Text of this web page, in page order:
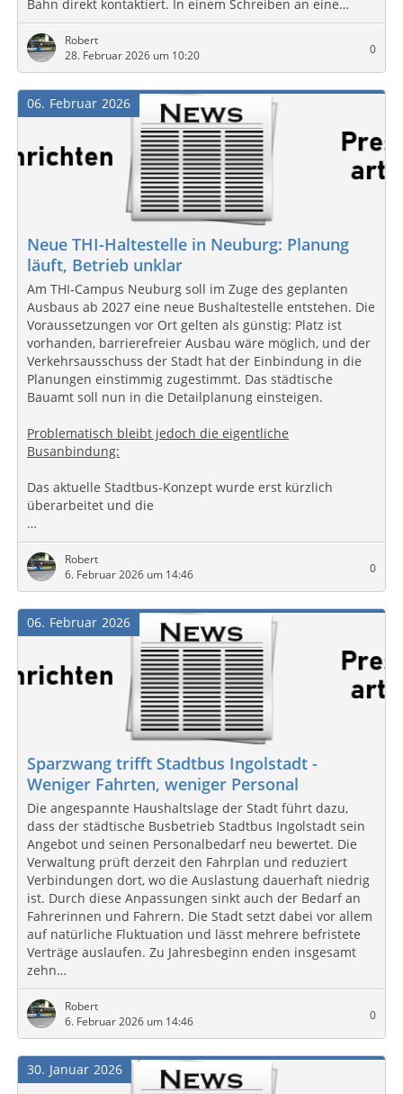
Bahn direkt kontaktiert. In einem Schreiben an eine…
Robert
28. Februar 2026 um 10:20
0
Februar
06 2026
Neue THI-Haltestelle in Neuburg: Planung
läuft, Betrieb unklar
Am THI‑Campus Neuburg soll im Zuge des geplanten
Ausbaus ab 2027 eine neue Bushaltestelle entstehen. Die
Voraussetzungen vor Ort gelten als günstig: Platz ist
vorhanden, barrierefreier Ausbau wäre möglich, und der
Verkehrsausschuss der Stadt hat der Einbindung in die
Planungen einstimmig zugestimmt. Das städtische
Bauamt soll nun in die Detailplanung einsteigen.
Problematisch bleibt jedoch die eigentliche
Busanbindung:
Das aktuelle Stadtbus-Konzept wurde erst kürzlich
überarbeitet und die
…
Robert
6. Februar 2026 um 14:46
0
Februar
06 2026
Sparzwang trifft Stadtbus Ingolstadt -
Weniger Fahrten, weniger Personal
Die angespannte Haushaltslage der Stadt führt dazu,
dass der städtische Busbetrieb Stadtbus Ingolstadt sein
Angebot und seinen Personalbedarf neu bewertet. Die
Verwaltung prüft derzeit den Fahrplan und reduziert
Verbindungen dort, wo die Auslastung dauerhaft niedrig
ist. Durch diese Anpassungen sinkt auch der Bedarf an
Fahrerinnen und Fahrern. Die Stadt setzt dabei vor allem
auf natürliche Fluktuation und lässt mehrere befristete
Verträge auslaufen. Zu Jahresbeginn enden insgesamt
zehn…
Robert
6. Februar 2026 um 14:46
0
Januar
30 2026